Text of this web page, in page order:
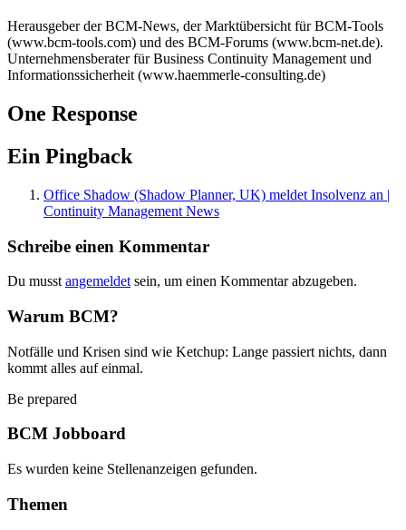
Herausgeber der BCM-News, der Marktübersicht für BCM-Tools
(www.bcm-tools.com) und des BCM-Forums (www.bcm-net.de).
Unternehmensberater für Business Continuity Management und
Informationssicherheit (www.haemmerle-consulting.de)
One Response
Ein Pingback
Office Shadow (Shadow Planner, UK) meldet Insolvenz an |
Continuity Management News
Schreibe einen Kommentar
Du musst angemeldet sein, um einen Kommentar abzugeben.
Warum BCM?
Notfälle und Krisen sind wie Ketchup: Lange passiert nichts, dann
kommt alles auf einmal.
Be prepared
BCM Jobboard
Es wurden keine Stellenanzeigen gefunden.
Themen